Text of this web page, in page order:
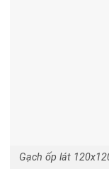
Gạch ốp lát